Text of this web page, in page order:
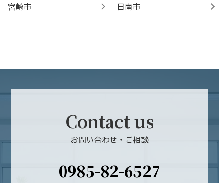
宮崎市
日南市
Contact us
お問い合わせ・ご相談
0985-82-6527